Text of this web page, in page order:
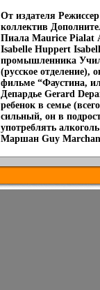
От издателя
коллектив
Пиала Maurice Pialat
Isabelle Huppert
промышленника
(русское
фильме “Фаустина,
Депардье Gerard
ребенок в семье
сильный, он в
употреблять
Маршан Guy